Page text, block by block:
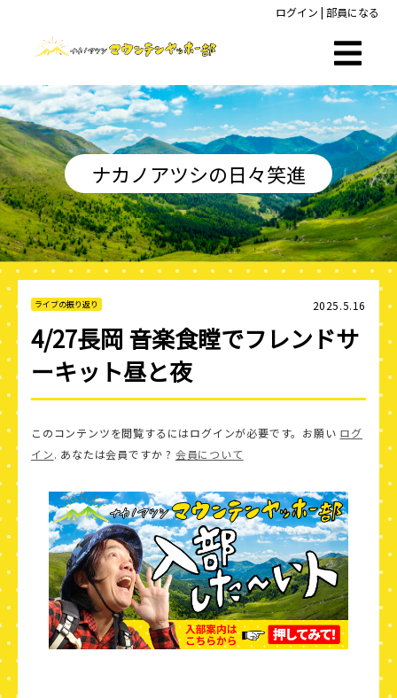
ログイン | 部員になる
ナカノアツシの日々笑進
ライブの振り返り 2025.5.16
4/27長岡 音楽食瞠でフレンドサ
ーキット昼と夜
このコンテンツを閲覧するにはログインが必要です。お願い ログ
イン. あなたは会員ですか ? 会員について